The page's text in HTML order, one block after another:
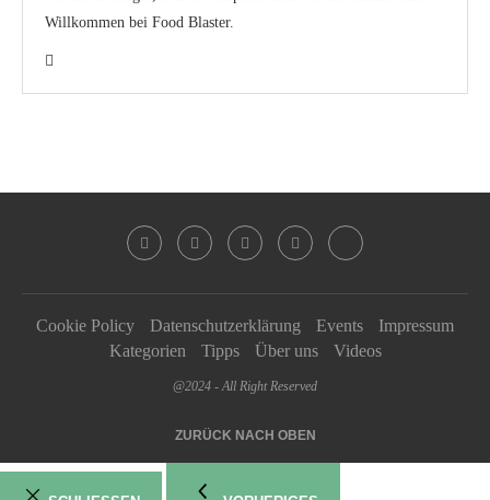
Willkommen bei Food Blaster.
Cookie Policy Datenschutzerklärung Events
Impressum
Kategorien
Tipps Über uns Videos
@2024 - All Right Reserved
ZURÜCK NACH OBEN